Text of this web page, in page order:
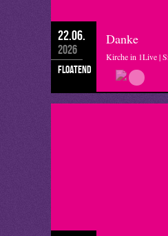
22.06.
2026
floatend
Danke
Kirche in 1Live |